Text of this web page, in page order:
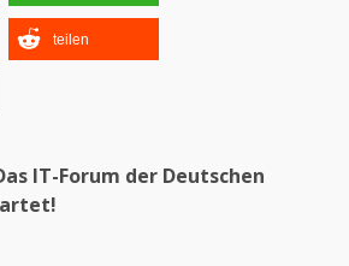
teilen
IT-Forum der Deutschen